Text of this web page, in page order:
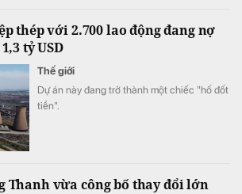
thép với 2.700 lao động đang nợ
tỷ USD
Thế giới
Dự án này đang trở thành một chiếc "hố đốt
tiền".
Thanh vừa công bố thay đổi lớn